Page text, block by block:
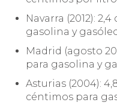
Navarra (2012):
gasolina y
Madrid (agosto
para gasolina y
Asturias (2004):
céntimos para